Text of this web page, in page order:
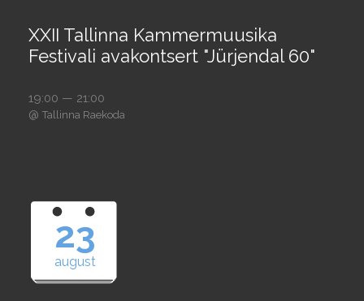
XXII Tallinna Kammermuusika
Festivali avakontsert "Jürjendal 60"
19:00 — 21:00
@ Tallinna Raekoda
23
august